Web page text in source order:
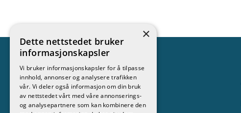
Kontakt
Stokken Båt & Motor AS
×
Dette nettstedet bruker
informasjonskapsler
Vi bruker informasjonskapsler for å tilpasse
innhold, annonser og analysere trafikken
vår. Vi deler også informasjon om din bruk
av nettstedet vårt med våre annonserings-
og analysepartnere som kan kombinere den